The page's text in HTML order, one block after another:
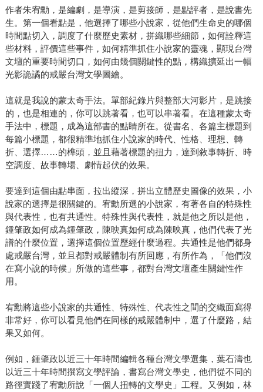
作者朱宥勳，是編劇，是導演，是剪接師，是點評者，是說書先
生。第一個看點是，他選擇了哪些小說家，從他們生命史的哪個
時間點切入，調度了什麼歷史素材，拼織哪些細節，如何詮釋這
些材料，評價這些事件，如何精準抓住小說家的靈魂，顯現台灣
文壇的重要時間切口，如何由幾個關鍵性的點，構織擴延出一幅
光影詭譎的戒嚴台灣文學圖繪。
這就是我說的蒙太奇手法。單部紀錄片與整部大河影片，是跳接
的，也是相連的，你可以跳著看，也可以串著看。在這種蒙太奇
手法中，標題，成為這部書的點睛所在。從書名、各篇主標題到
每篇小標題，都很精準地抓住小說家的時代、性格、理想、轉
折、選擇……的榫頭，並且藉著標題的扭力，達到敘事轉折、時
空調度、故事轉場、劇情起伏的效果。
要達到這個由點串面，拉出縱深，拼出立體歷史圖像的效果，小
說家的選擇是很關鍵的。宥勳所選的小說家，有著各自的特殊性
與代表性，也有共通性。特殊性與代表性，就是他之所以是他，
鍾肇政如何成為鍾肇政，陳映真如何成為陳映真，他們代表了光
譜的什麼位置，選擇這個位置歷經什麼過程。共通性是他們都身
處戒嚴台灣，並且都對戒嚴體制有所回應，有所作為，「他們沒
在寫小說的時候」所做的這些事，都對台灣文壇產生關鍵性作
用。
宥勳將這些小說家的共通性、特殊性、代表性之間的交織面寫得
非常好，你可以看見他們在同樣的戒嚴體制中，選了什麼路，結
果又如何。
例如，鍾肇政以近三十年時間編輯各種台灣文學選集，葉石濤也
以近三十年時間撰寫文學評論，書寫台灣文學史，他們從不同的
路徑實踐了宥勳所說「一個人扭轉的文學史」工程。又例如，林